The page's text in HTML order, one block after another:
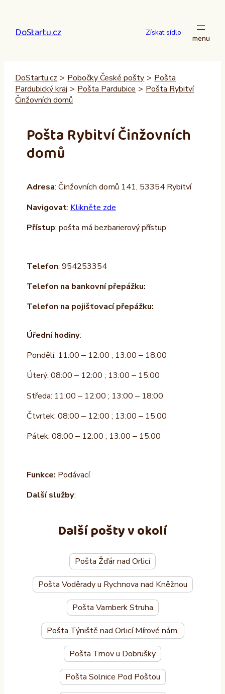
obsah
DoStartu.cz Získat sídlo
DoStartu.cz > Pobočky České pošty > Pošta
Pardubický kraj > Pošta Pardubice > Pošta Rybitví
Činžovních domů
Pošta Rybitví Činžovních
domů
Adresa: Činžovních domů 141, 53354 Rybitví
Navigovat: Klikněte zde
Přístup: pošta má bezbarierový přístup
Telefon: 954253354
Telefon na bankovní přepážku:
Telefon na pojišťovací přepážku:
Úřední hodiny:
Pondělí: 11:00 – 12:00 ; 13:00 – 18:00
Úterý: 08:00 – 12:00 ; 13:00 – 15:00
Středa: 11:00 – 12:00 ; 13:00 – 18:00
Čtvrtek: 08:00 – 12:00 ; 13:00 – 15:00
Pátek: 08:00 – 12:00 ; 13:00 – 15:00
Funkce: Podávací
Další služby:
Další pošty v okolí
Pošta Žďár nad Orlicí
Pošta Voděrady u Rychnova nad Kněžnou
Pošta Vamberk Struha
Pošta Týniště nad Orlicí Mírové nám.
Pošta Trnov u Dobrušky
Pošta Solnice Pod Poštou